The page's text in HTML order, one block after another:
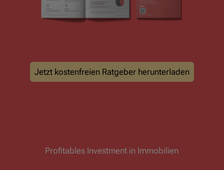
Jetzt kostenfreien Ratgeber herunterladen
Profitables Investment in Immobilien